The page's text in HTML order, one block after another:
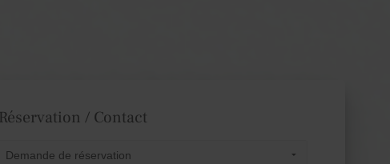
Réservation / Contact